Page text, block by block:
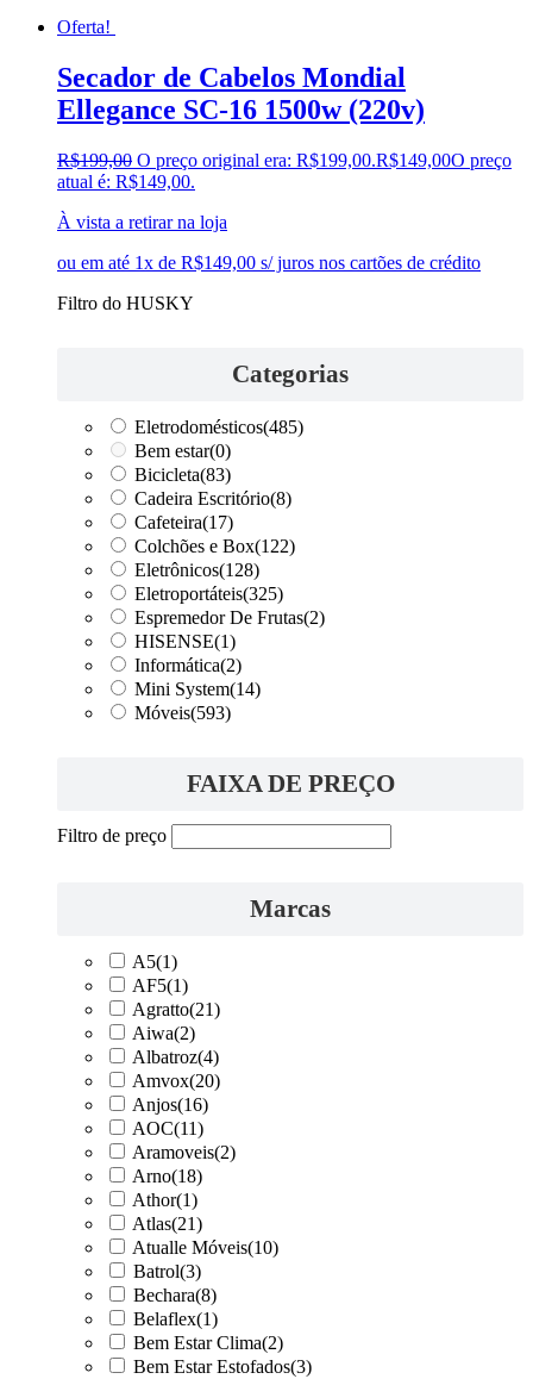
Oferta!
Secador de Cabelos Mondial
Ellegance SC-16 1500w (220v)
R$199,00 O preço original era: R$199,00.R$149,00O preço
atual é: R$149,00.
À vista a retirar na loja
ou em até 1x de R$149,00 s/ juros nos cartões de crédito
Filtro do HUSKY
Categorias
Eletrodomésticos(485)
Bem estar(0)
Bicicleta(83)
Cadeira Escritório(8)
Cafeteira(17)
Colchões e Box(122)
Eletrônicos(128)
Eletroportáteis(325)
Espremedor De Frutas(2)
HISENSE(1)
Informática(2)
Mini System(14)
Móveis(593)
FAIXA DE PREÇO
Filtro de preço
Marcas
A5(1)
AF5(1)
Agratto(21)
Aiwa(2)
Albatroz(4)
Amvox(20)
Anjos(16)
AOC(11)
Aramoveis(2)
Arno(18)
Athor(1)
Atlas(21)
Atualle Móveis(10)
Batrol(3)
Bechara(8)
Belaflex(1)
Bem Estar Clima(2)
Bem Estar Estofados(3)